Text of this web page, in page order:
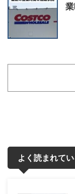
よく読まれて